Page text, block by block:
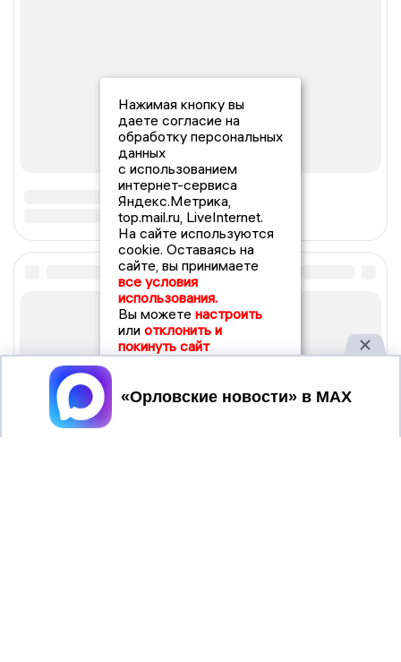
Нажимая кнопку вы
даете согласие на
обработку персональных
данных
с использованием
интернет-сервиса
Яндекс.Метрика,
top.mail.ru, LiveInternet.
На сайте используются
cookie. Оставаясь на
сайте, вы принимаете
все условия
использования.
Вы можете настроить
или отклонить и
покинуть сайт
Принять